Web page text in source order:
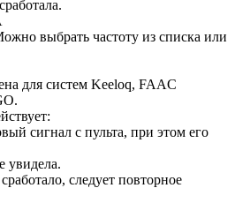
выбрать частоту из списка или
для систем Keeloq, FAAC
сигнал с пульта, при этом его
увидела.
следует повторное